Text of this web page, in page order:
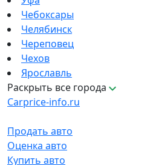
Чебоксары
Челябинск
Череповец
Чехов
Ярославль
Раскрыть все города
Carprice-info.ru
Продать авто
Оценка авто
Купить авто